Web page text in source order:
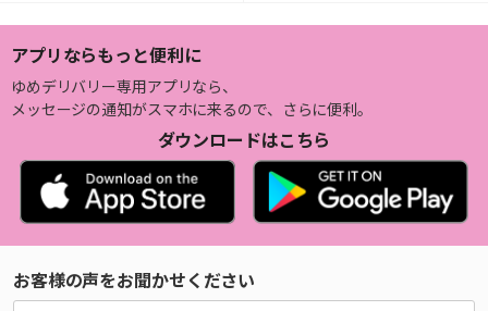
アプリならもっと便利に
ゆめデリバリー専用アプリなら、
メッセージの通知がスマホに来るので、さらに便利。
ダウンロードはこちら
お客様の声をお聞かせください